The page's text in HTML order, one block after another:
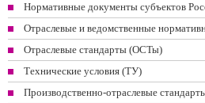
Нормативные документы субъектов
Отраслевые и ведомственные
Отраслевые стандарты (ОСТы)
Технические условия (ТУ)
Производственно-отраслевые